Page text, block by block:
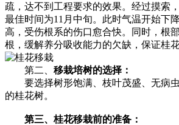
疏，达不到工程要求的效果。经过摸索
最佳时间为11月中旬。此时气温开始下
高，受伤根系的伤口愈合快。同时，根
根，缓解养分吸收能力的欠缺，保证桂
第二、 移栽培树的选择：
要选择树形饱满、枝叶茂盛、无病虫
的桂花树。
第三、桂花移栽前的准备：